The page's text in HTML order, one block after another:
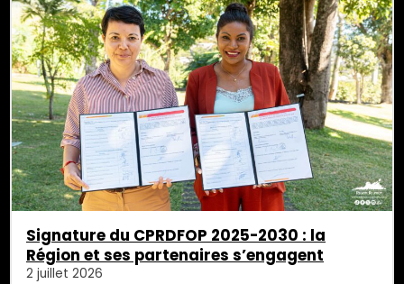
Signature du CPRDFOP 2025-2030 : la
Région et ses partenaires s’engagent
2 juillet 2026